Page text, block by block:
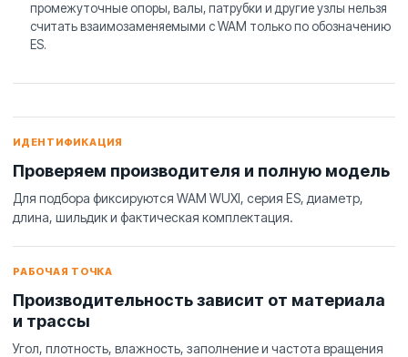
промежуточные опоры, валы, патрубки и другие узлы нельзя
считать взаимозаменяемыми с WAM только по обозначению
ES.
ИДЕНТИФИКАЦИЯ
Проверяем производителя и полную модель
Для подбора фиксируются WAM WUXI, серия ES, диаметр,
длина, шильдик и фактическая комплектация.
РАБОЧАЯ ТОЧКА
Производительность зависит от материала
и трассы
Угол, плотность, влажность, заполнение и частота вращения